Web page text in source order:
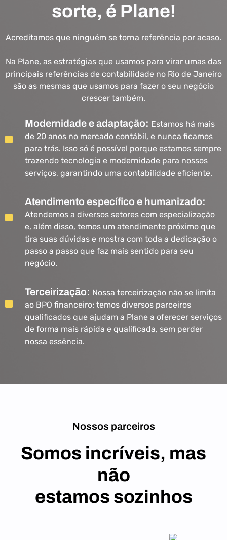
sorte, é Plane!
Acreditamos que ninguém se torna referência por acaso.
Na Plane, as estratégias que usamos para virar umas das
principais referências de contabilidade no Rio de Janeiro
são as mesmas que usamos para fazer o seu negócio
crescer também.
Modernidade e adaptação: Estamos há mais
de 20 anos no mercado contábil, e nunca ficamos
para trás. Isso só é possível porque estamos sempre
trazendo tecnologia e modernidade para nossos
serviços, garantindo uma contabilidade eficiente.
Atendimento específico e humanizado:
Atendemos a diversos setores com especialização
e, além disso, temos um atendimento próximo que
tira suas dúvidas e mostra com toda a dedicação o
passo a passo que faz mais sentido para seu
negócio.
Terceirização: Nossa terceirização não se limita
ao BPO financeiro: temos diversos parceiros
qualificados que ajudam a Plane a oferecer serviços
de forma mais rápida e qualificada, sem perder
nossa essência.
Nossos parceiros
Somos incríveis, mas
não
estamos sozinhos